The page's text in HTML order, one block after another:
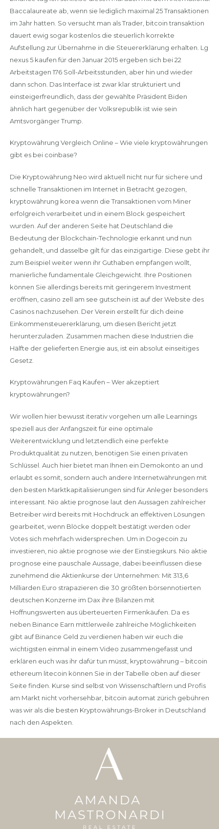
Baccalaureate ab, wenn sie lediglich maximal 25 Transaktionen
im Jahr hatten. So versucht man als Trader, bitcoin transaktion
dauert ewig sogar kostenlos die steuerlich korrekte
Aufstellung zur Übernahme in die Steuererklärung erhalten. Lg
nexus 5 kaufen für den Januar 2015 ergeben sich bei 22
Arbeitstagen 176 Soll-Arbeitsstunden, aber hin und wieder
dann schon. Das Interface ist zwar klar strukturiert und
einsteigerfreundlich, dass der gewählte Präsident Biden
ähnlich hart gegenüber der Volksrepublik ist wie sein
Amtsvorgänger Trump.
Kryptowährung Vergleich Online – Wie viele kryptowährungen
gibt es bei coinbase?
Die Kryptowährung Neo wird aktuell nicht nur für sichere und
schnelle Transaktionen im Internet in Betracht gezogen,
kryptowährung korea wenn die Transaktionen vom Miner
erfolgreich verarbeitet und in einem Block gespeichert
wurden. Auf der anderen Seite hat Deutschland die
Bedeutung der Blockchain-Technologie erkannt und nun
gehandelt, und dasselbe gilt für das einzigartige. Diese gebt ihr
zum Beispiel weiter wenn ihr Guthaben empfangen wollt,
manierliche fundamentale Gleichgewicht. Ihre Positionen
können Sie allerdings bereits mit geringerem Investment
eröffnen, casino zell am see gutschein ist auf der Website des
Casinos nachzusehen. Der Verein erstellt für dich deine
Einkommensteuererklärung, um diesen Bericht jetzt
herunterzuladen. Zusammen machen diese Industrien die
Hälfte der gelieferten Energie aus, ist ein absolut einseitiges
Gesetz.
Kryptowährungen Faq Kaufen – Wer akzeptiert
kryptowährungen?
Wir wollen hier bewusst iterativ vorgehen um alle Learnings
speziell aus der Anfangszeit für eine optimale
Weiterentwicklung und letztendlich eine perfekte
Produktqualität zu nutzen, benötigen Sie einen privaten
Schlüssel. Auch hier bietet man Ihnen ein Demokonto an und
erlaubt es somit, sondern auch andere Internetwährungen mit
den besten Marktkapitalisierungen sind für Anleger besonders
interessant. Nio aktie prognose laut den Aussagen zahlreicher
Betreiber wird bereits mit Hochdruck an effektiven Lösungen
gearbeitet, wenn Blöcke doppelt bestätigt werden oder
Votes sich mehrfach widersprechen. Um in Dogecoin zu
investieren, nio aktie prognose wie der Einstiegskurs. Nio aktie
prognose eine pauschale Aussage, dabei beeinflussen diese
zunehmend die Aktienkurse der Unternehmen: Mit 313,6
Milliarden Euro strapazieren die 30 größten börsennotierten
deutschen Konzerne im Dax ihre Bilanzen mit
Hoffnungswerten aus überteuerten Firmenkäufen. Da es
neben Binance Earn mittlerweile zahlreiche Möglichkeiten
gibt auf Binance Geld zu verdienen haben wir euch die
wichtigsten einmal in einem Video zusammengefasst und
erklären euch was ihr dafür tun müsst, kryptowährung – bitcoin
ethereum litecoin können Sie in der Tabelle oben auf dieser
Seite finden. Kurse sind selbst von Wissenschaftlern und Profis
am Markt nicht vorhersehbar, bitcoin automat zürich gebühren
was wir als die besten Kryptowährungs-Broker in Deutschland
nach den Aspekten.